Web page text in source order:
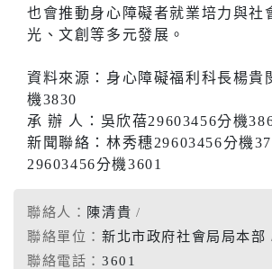
也會推動身心障礙者就業培力與社
光、文創等多元發展。
資料來源：身心障礙福利科長楊貴
機3830
承 辦 人：吳欣蓓29603456分機
新聞聯絡：林秀穗29603456分機
29603456分機3601
聯絡人： 陳清貴
聯絡單位： 新北市政府社會局局本部
聯絡電話： 3601